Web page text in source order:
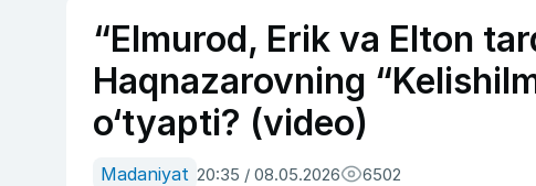
“Elmurod, Erik va Elton
Haqnazarovning
o‘tyapti? (video)
Madaniyat 20:35 / 08.05.2026 6502